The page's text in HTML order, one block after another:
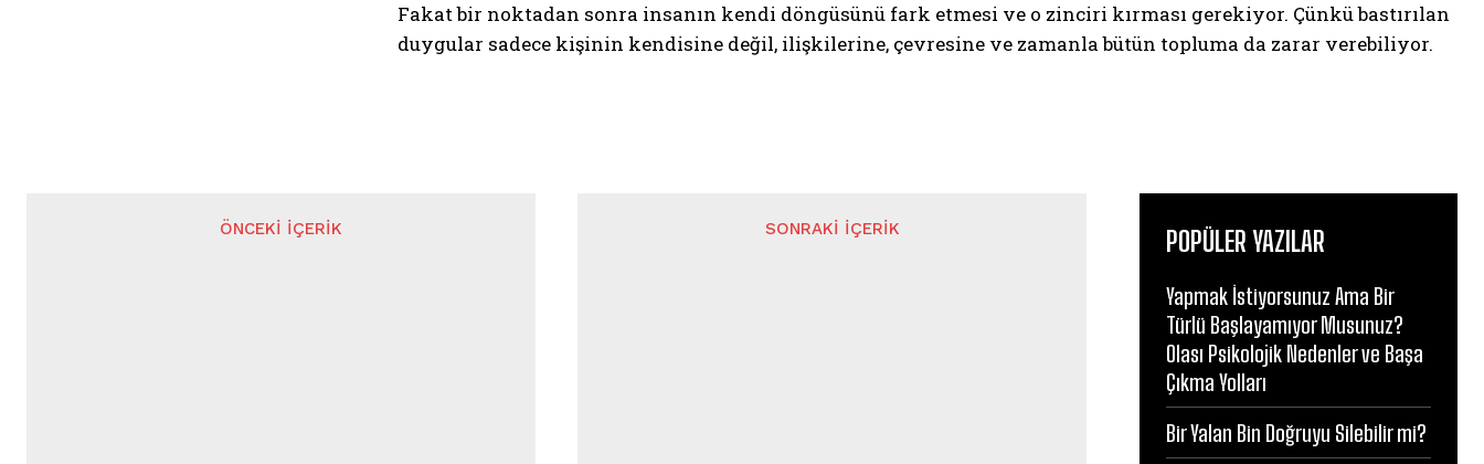
Fakat bir noktadan sonra insanın kendi döngüsünü fark etmesi ve o zinciri kırması gerekiyor. Çünkü bastırılan
duygular sadece kişinin kendisine değil, ilişkilerine, çevresine ve zamanla bütün topluma da zarar verebiliyor.
ÖNCEKI İÇERIK SONRAKI İÇERIK POPÜLER YAZILAR
Yapmak İstiyorsunuz Ama Bir
Türlü Başlayamıyor Musunuz?
Olası Psikolojik Nedenler ve Başa
Çıkma Yolları
Bir Yalan Bin Doğruyu Silebilir mi?